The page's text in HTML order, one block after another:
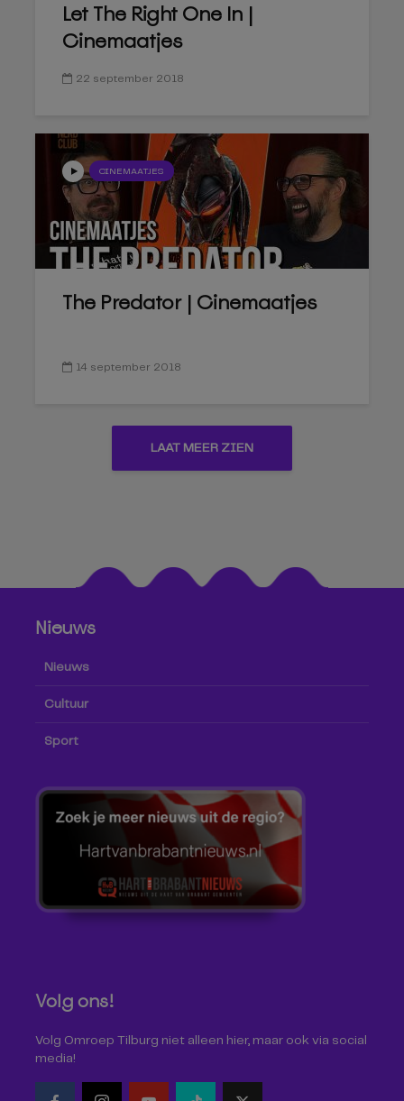
Let The Right One In |
Cinemaatjes
22 september 2018
CINEMAATJES
The Predator | Cinemaatjes
14 september 2018
LAAT MEER ZIEN
Nieuws
Nieuws
Cultuur
Sport
Volg ons!
Volg Omroep Tilburg niet alleen hier, maar ook via social
media!